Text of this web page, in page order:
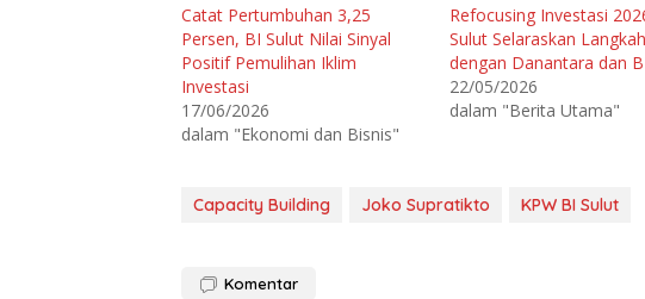
b
r
b
a
g
i
p
a
d
i
t
(
M
m
e
m
b
a
i
k
a
n
a
c
k
Catat Pertumbuhan 3,25
Persen, BI Sulut Nilai Sinyal
Positif Pemulihan Iklim
Investasi
17/06/2026
dalam "Ekonomi dan Bisnis"
Refocusing Investasi
Sulut Selaraskan Langkah
dengan Danantara dan
22/05/2026
dalam "Berita Utama"
Capacity Building Joko Supratikto KPW BI Sulut
Komentar